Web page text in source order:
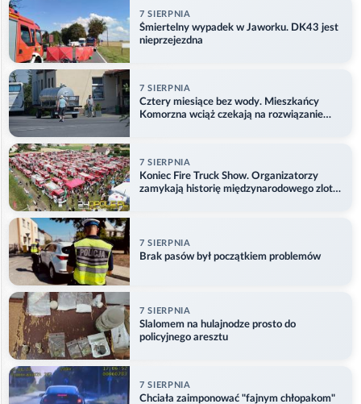
7 SIERPNIA
Śmiertelny wypadek w Jaworku. DK43 jest
nieprzejezdna
7 SIERPNIA
Cztery miesiące bez wody. Mieszkańcy
Komorzna wciąż czekają na rozwiązanie
7 SIERPNIA
Koniec Fire Truck Show. Organizatorzy
zamykają historię międzynarodowego zlotu
7 SIERPNIA
Brak pasów był początkiem problemów
7 SIERPNIA
Slalomem na hulajnodze prosto do
policyjnego aresztu
7 SIERPNIA
Chciała zaimponować "fajnym chłopakom"